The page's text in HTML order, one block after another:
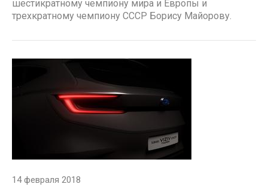
шестикратному чемпиону мира и Европы и
трехкратному чемпиону СССР Борису Майорову.
14 февраля 2018